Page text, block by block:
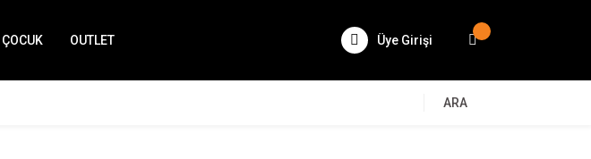
ÇOCUK OUTLET Üye Girişi
ARA